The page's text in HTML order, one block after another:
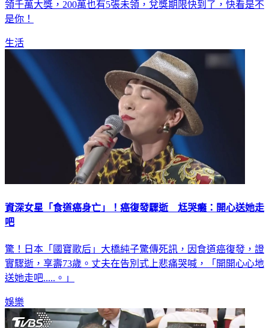
領千萬大獎，200萬也有5張未領，兌獎期限快到了，快看是不
是你！
生活
資深女星「食道癌身亡」！癌復發驟逝 尪哭癱：開心送她走
吧
驚！日本「國寶歌后」大橋純子驚傳死訊，因食道癌復發，證
實驟逝，享壽73歲。丈夫在告別式上悲痛哭喊，「開開心心地
送她走吧.....。」
娛樂